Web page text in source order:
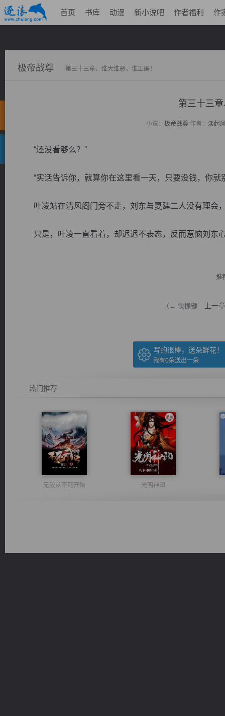
首页 书库 动漫 新小说吧 作者福利 作
极帝战尊 第三十三章、谁大谁恶，谁正确！
第三十三
小说： 极帝战尊作者： 淡起
“还没看够么？”
“实话告诉你，就算你在这里看一天，只要没钱，你就
叶凌站在清风阁门旁不走，刘东与夏建二人没有理会
只是，叶凌一直看着，却迟迟不表态，反而惹恼刘东
推
（← 快捷键 上一章
写的很棒，送朵鲜花！
我有0朵送出一朵
热门推荐
无敌从不死开始 光明神印